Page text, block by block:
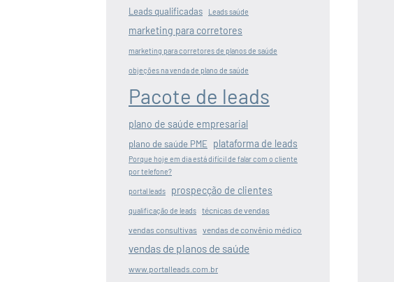
Leads qualificadas Leads saúde
marketing para corretores
marketing para corretores de planos de saúde
objeções na venda de plano de saúde
Pacote de leads
plano de saúde empresarial
plano de saúde PME plataforma de leads
Porque hoje em dia está difícil de falar com o cliente
por telefone?
portal leads prospecção de clientes
qualificação de leads
técnicas de vendas
vendas consultivas
vendas de convênio médico
vendas de planos de saúde
www.portalleads.com.br